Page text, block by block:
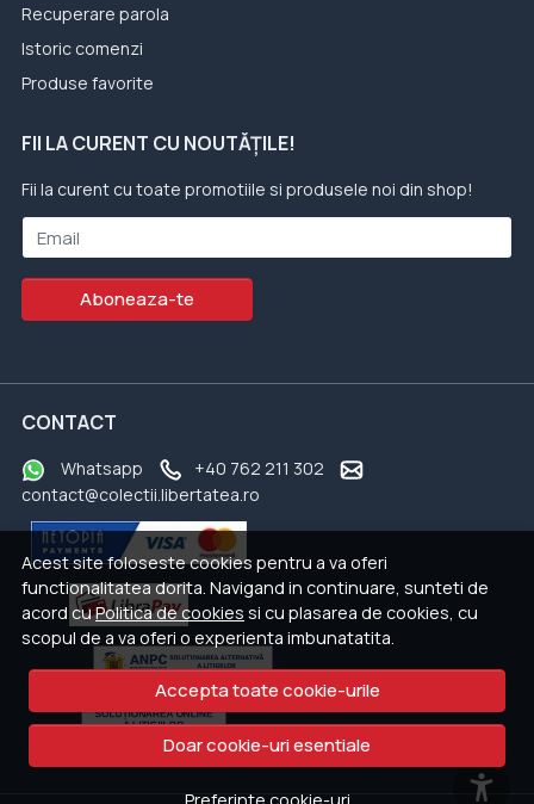
Acest site foloseste cookies pentru a va oferi
functionalitatea dorita. Navigand in continuare, sunteti de
acord cuPolitica de cookies si cu plasarea de cookies, cu
scopul de a va oferi o experienta imbunatatita.
Accepta toate cookie-urile
Doar cookie-uri esentiale
Recuperare parola
Istoric comenzi
Produse favorite
FII LA CURENT CU NOUTĂȚILE!
Fii la curent cu toate promotiile si produsele noi din shop!
Email
Aboneaza-te
CONTACT
Whatsapp
+40 762 211 302
contact@colectii.libertatea.ro